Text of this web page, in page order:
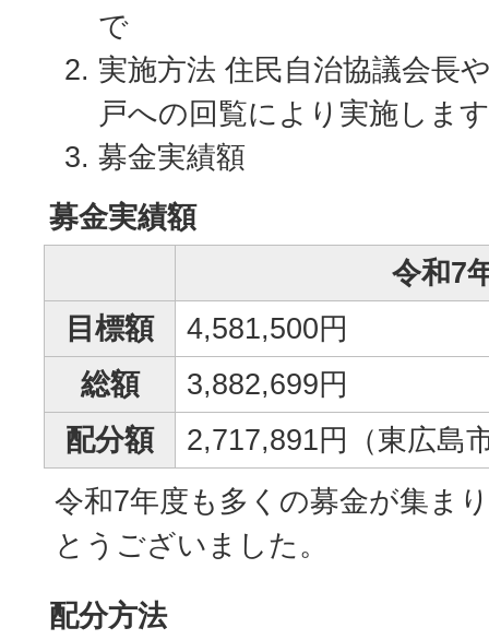
で
実施方法 住民自治協議会長
戸への回覧により実施しま
募金実績額
募金実績額
令和7
目標額
4,581,500円
総額
3,882,699円
配分額
2,717,891円（東広島
令和7年度も多くの募金が集ま
とうございました。
配分方法